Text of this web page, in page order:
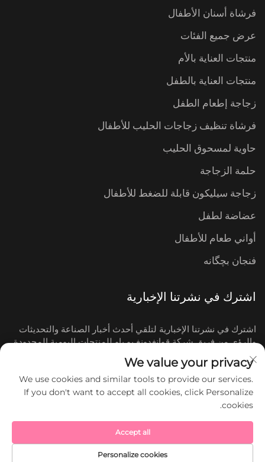
فرشاة أسنان الأطفال
عرض جميع الفئات
منتجات العناية بالأم
منتجات العناية بالطفل
زجاجة إطعام الطفل
فرشاة تنظيف زجاجات الحليب للأطفال
حاوية لمسحوق الحليب
حلمة الزجاجة
زجاجة سيليكون قابلة للضغط للأطفال
عضاضة لطفل
أواني طعام للأطفال
فنجان بچگانه
اشترك في نشرتنا الإخبارية
اشترك في نشرتنا الإخبارية لتلقي أحدث أخبار الصناعة والتحديثات
والرؤى من فريق شركة قوانغدونغ يو باو للمنتجات اليومية المحدودة.
اشترك
حقوق النشر © شركة قوانغدونغ يو باو للمنتجات اليومية
المحدودة. جميع الحقوق محفوظة.
We value your privacy
We use cookies and similar tools to provide our services.
If you don't want to accept all cookies, click Personalize
cookies.
Personalize cookies
Accept all